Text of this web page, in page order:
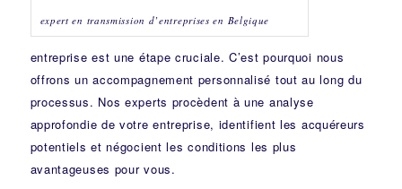
expert en transmission d’entreprises en Belgique
entreprise est une étape cruciale. C’est pourquoi nous
offrons un accompagnement personnalisé tout au long du
processus. Nos experts procèdent à une analyse
approfondie de votre entreprise, identifient les acquéreurs
potentiels et négocient les conditions les plus
avantageuses pour vous.